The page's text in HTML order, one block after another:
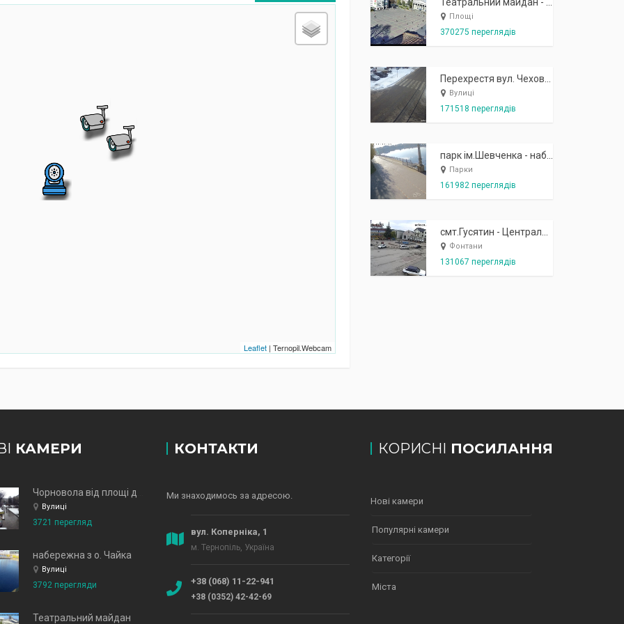
Leaflet| Ternopil.Webcam
Площі
370275 переглядів
Вулиці
171518 переглядів
Парки
161982 переглядів
Фонтани
131067 переглядів
КАМЕРИ
Вулиці
3721 перегляд
набережна з о. Чайка
Вулиці
3792 перегляди
Театральний майдан
КОНТАКТИ
Ми знаходимось за адресою.
вул. Коперніка, 1
м. Тернопіль, Україна
+38 (068) 11-22-941
+38 (0352) 42-42-69
КОРИСНІ ПОСИЛАННЯ
Нові камери
Популярні камери
Категорії
Міста